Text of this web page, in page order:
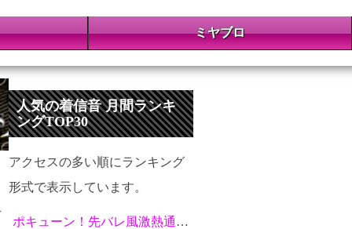
ミヤブロ
人気の着信音 月間ランキ
ングTOP30
アクセスの多い順にランキング
形式で表示しています。
ポキューン！先バレ風激熱通知音